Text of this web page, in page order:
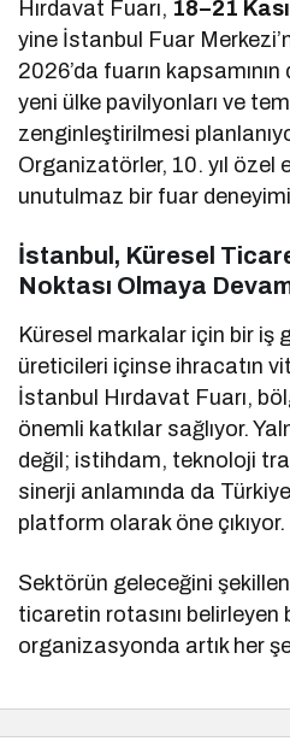
Hırdavat Fuarı, 18–21
yine İstanbul Fuar
2026’da fuarın
yeni ülke pavilyonları ve
zenginleştirilmesi
Organizatörler, 10. yıl özel
unutulmaz bir fuar
İstanbul, Küresel
Noktası Olmaya
Küresel markalar için bir iş
üreticileri içinse ihracatın
İstanbul Hırdavat Fuarı,
önemli katkılar sağlıyor.
değil; istihdam, teknoloji
sinerji anlamında da
platform olarak öne çıkıyor.
Sektörün geleceğini
ticaretin rotasını belirleyen
organizasyonda artık her